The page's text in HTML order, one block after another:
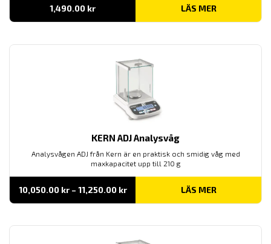
1,490.00 kr LÄS MER
KERN ADJ Analysvåg
Analysvågen ADJ från Kern är en praktisk och smidig våg med
maxkapacitet upp till 210 g
10,050.00 kr – 11,250.00 krPrisintervall:
till
LÄS MER